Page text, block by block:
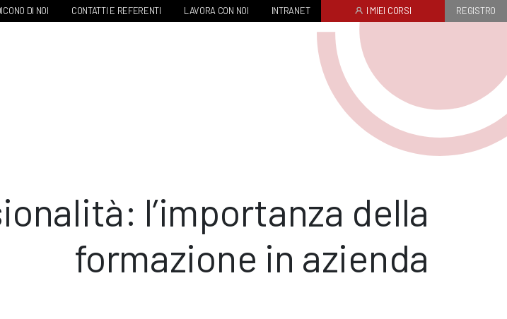
DI NOI CONTATTI E REFERENTI LAVORA CON NOI INTRANET I MIEI CORSI REGISTRO
l’importanza della
formazione in azienda